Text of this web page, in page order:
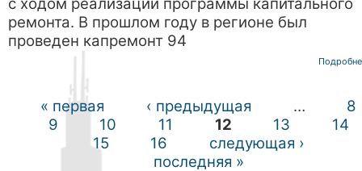
с ходом реализации программы капитального
ремонта. В прошлом году в регионе был
проведен капремонт 94
Страницы
« первая ‹ предыдущая …
8
9
10 11 12 13
14
15
16
следующая ›
последняя »